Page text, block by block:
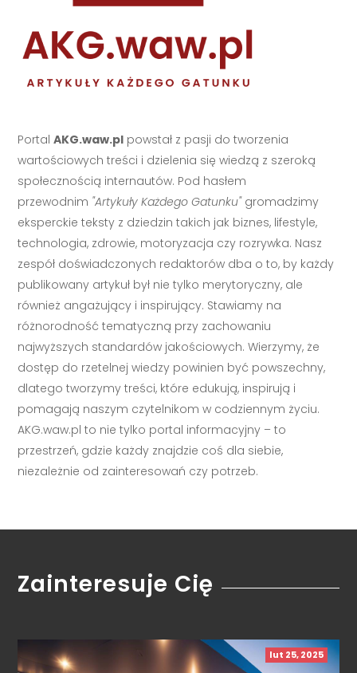
PortalAKG.waw.pl powstał z pasji do tworzenia
wartościowych treści i dzielenia się wiedzą z szeroką
społecznością internautów. Pod hasłem
przewodnim "Artykuły Każdego Gatunku"gromadzimy
eksperckie teksty z dziedzin takich jak biznes, lifestyle,
technologia, zdrowie, motoryzacja czy rozrywka. Nasz
zespół doświadczonych redaktorów dba o to, by każdy
publikowany artykuł był nie tylko merytoryczny, ale
również angażujący i inspirujący. Stawiamy na
różnorodność tematyczną przy zachowaniu
najwyższych standardów jakościowych. Wierzymy, że
dostęp do rzetelnej wiedzy powinien być powszechny,
dlatego tworzymy treści, które edukują, inspirują i
pomagają naszym czytelnikom w codziennym życiu.
AKG.waw.pl to nie tylko portal informacyjny – to
przestrzeń, gdzie każdy znajdzie coś dla siebie,
niezależnie od zainteresowań czy potrzeb.
Zainteresuje Cię
lut 25, 2025